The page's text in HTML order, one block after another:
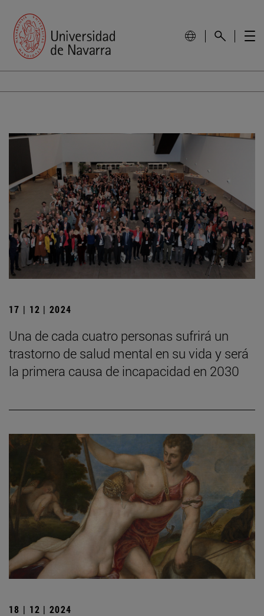
17 | 12 | 2024
Una de cada cuatro personas sufrirá un
trastorno de salud mental en su vida y será
la primera causa de incapacidad en 2030
18 | 12 | 2024